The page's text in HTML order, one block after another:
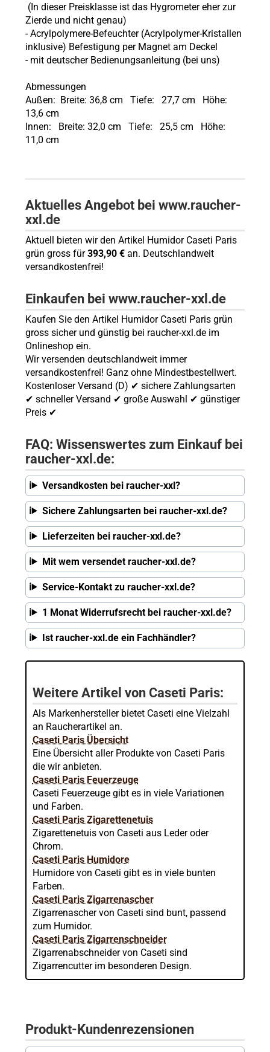
(In dieser Preisklasse ist das Hygrometer eher zur
Zierde und nicht genau)
- Acrylpolymere-Befeuchter (Acrylpolymer-Kristallen
inklusive) Befestigung per Magnet am Deckel
- mit deutscher Bedienungsanleitung (bei uns)
Abmessungen
Außen: Breite: 36,8 cm Tiefe: 27,7 cm Höhe:
13,6 cm
Innen: Breite: 32,0 cm Tiefe: 25,5 cm Höhe:
11,0 cm
Aktuelles Angebot bei www.raucher-
xxl.de
Aktuell bieten wir den Artikel Humidor Caseti Paris
grün gross für393,90 €an. Deutschlandweit
versandkostenfrei!
Einkaufen bei www.raucher-xxl.de
Kaufen Sie den Artikel Humidor Caseti Paris grün
gross sicher und günstig bei raucher-xxl.de im
Onlineshop ein.
Wir versenden deutschlandweit immer
versandkostenfrei! Ganz ohne Mindestbestellwert.
Kostenloser Versand (D) ✔ sichere Zahlungsarten
✔ schneller Versand ✔ große Auswahl ✔ günstiger
Preis ✔
FAQ: Wissenswertes zum Einkauf bei
raucher-xxl.de:
Versandkosten bei raucher-xxl?
Sichere Zahlungsarten bei raucher-xxl.de?
Lieferzeiten bei raucher-xxl.de?
Mit wem versendet raucher-xxl.de?
Service-Kontakt zu raucher-xxl.de?
1 Monat Widerrufsrecht bei raucher-xxl.de?
Ist raucher-xxl.de ein Fachhändler?
Weitere Artikel von Caseti Paris:
Als Markenhersteller bietet Caseti eine Vielzahl
an Raucherartikel an.
Caseti Paris Übersicht
Eine Übersicht aller Produkte von Caseti Paris
die wir anbieten.
Caseti Paris Feuerzeuge
Caseti Feuerzeuge gibt es in viele Variationen
und Farben.
Caseti Paris Zigarettenetuis
Zigarettenetuis von Caseti aus Leder oder
Chrom.
Caseti Paris Humidore
Humidore von Caseti gibt es in viele bunten
Farben.
Caseti Paris Zigarrenascher
Zigarrenascher von Caseti sind bunt, passend
zum Humidor.
Caseti Paris Zigarrenschneider
Zigarrenabschneider von Caseti sind
Zigarrencutter im besonderen Design.
Produkt-Kundenrezensionen